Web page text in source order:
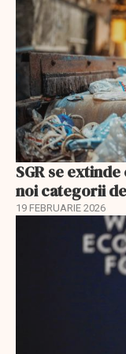
SGR se
noi categorii
19 FEBRUARIE 2026